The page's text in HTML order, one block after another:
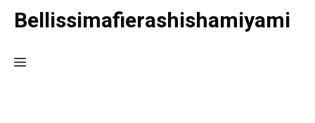
Saltar
contenido
Bellissimafierashishamiyami
Menú